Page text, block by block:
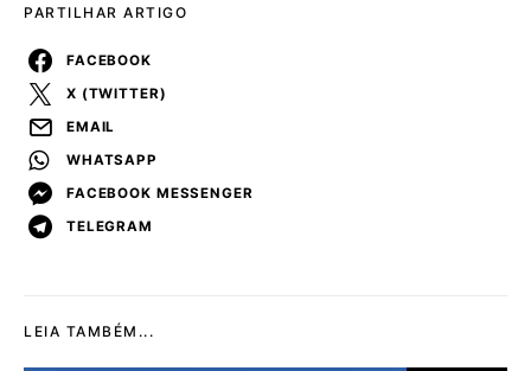
PARTILHAR ARTIGO
FACEBOOK
X (TWITTER)
EMAIL
WHATSAPP
FACEBOOK MESSENGER
TELEGRAM
LEIA TAMBÉM...